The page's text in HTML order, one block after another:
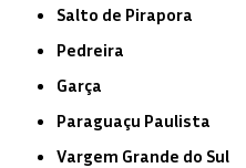
Salto de Pirapora
Pedreira
Garça
Paraguaçu Paulista
Vargem Grande do Sul